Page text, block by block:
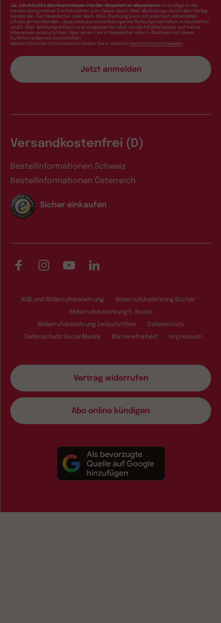
Ja, ich möchte den kostenlosen Herder-Newsletter abonnieren und willige in die
Verwendung meiner Kontaktdaten zum Zweck des E-Mail-Marketings durch den Verlag
Herder ein. Den Newsletter oder die E-Mail-Werbung kann ich jederzeit abbestellen.
Ich bin einverstanden, dass mein personenbezogenes Nutzungsverhalten in Newsletter
und E-Mail-Werbung erfasst und ausgewertet wird, um die Inhalte besser auf meine
Interessen auszurichten. Über einen Link in Newsletter oder E-Mail kann ich diese
Funktion jederzeit ausschalten.
Weiterführende Informationen finden Sie in unseren Datenschutzhinweisen
Versandkostenfrei (D)
Bestellinformationen Schweiz
Bestellinformationen Österreich
Sicher einkaufen
FacebookInstagramYouTubeLinkedIn
AGB und Widerrufsbelehrung Widerrufsbelehrung Bücher
Widerrufsbelehrung E-Books
Widerrufsbelehrung Zeitschriften Datenschutz
Datenschutz Social Media Barrierefreiheit Impressum
Vertrag widerrufen
Abo online kündigen